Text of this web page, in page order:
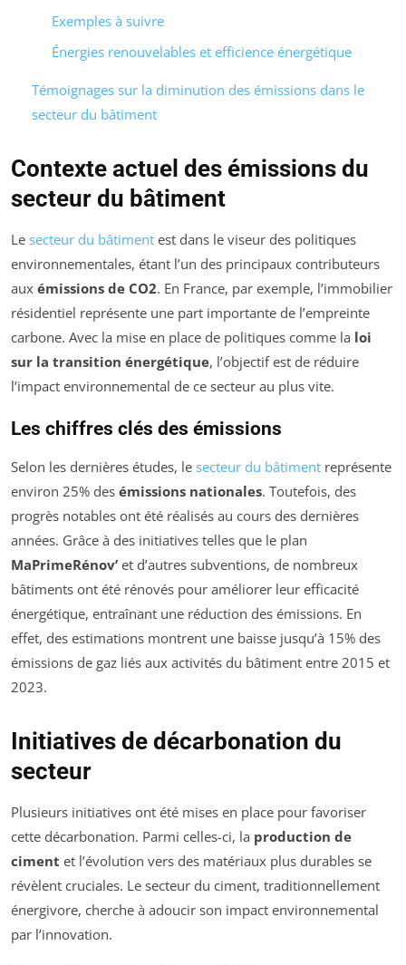
Exemples à suivre
Énergies renouvelables et efficience énergétique
Témoignages sur la diminution des émissions dans le
secteur du bâtiment
Contexte actuel des émissions du
secteur du bâtiment
Le secteur du bâtiment est dans le viseur des politiques
environnementales, étant l’un des principaux contributeurs
aux émissions de CO2. En France, par exemple, l’immobilier
résidentiel représente une part importante de l’empreinte
carbone. Avec la mise en place de politiques comme la loi
sur la transition énergétique, l’objectif est de réduire
l’impact environnemental de ce secteur au plus vite.
Les chiffres clés des émissions
Selon les dernières études, le secteur du bâtiment représente
environ 25% des émissions nationales. Toutefois, des
progrès notables ont été réalisés au cours des dernières
années. Grâce à des initiatives telles que le plan
MaPrimeRénov’ et d’autres subventions, de nombreux
bâtiments ont été rénovés pour améliorer leur efficacité
énergétique, entraînant une réduction des émissions. En
effet, des estimations montrent une baisse jusqu’à 15% des
émissions de gaz liés aux activités du bâtiment entre 2015 et
2023.
Initiatives de décarbonation du
secteur
Plusieurs initiatives ont été mises en place pour favoriser
cette décarbonation. Parmi celles-ci, la production de
ciment et l’évolution vers des matériaux plus durables se
révèlent cruciales. Le secteur du ciment, traditionnellement
énergivore, cherche à adoucir son impact environnemental
par l’innovation.